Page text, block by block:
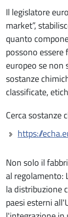
Il legislatore
market”,
quanto
possono essere
europeo se non
sostanze
classificate,
Cerca sostanze
https://
Non solo il
al regolamento:
la distribuzione
paesi esterni